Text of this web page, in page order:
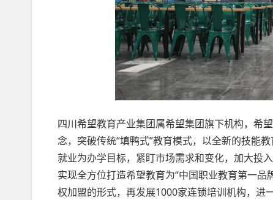
四川希望教育产业集团属希望集团旗下机构，希
念，突破传统“填鸭式”教育模式，以全新的技能
就业为办学目标，紧盯市场需求和变化，加大投
实现全方位打造希望教育为“中国职业教育第一
权加盟的形式，再发展1000家连锁培训机构，进